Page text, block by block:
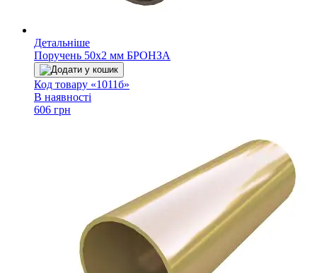
Детальніше
Поручень 50х2 мм БРОНЗА
Додати у кошик
Код товару «1011б»
В наявності
606 грн